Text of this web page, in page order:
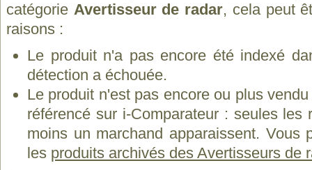
catégorie Avertisseur de radar, cela peut
raisons :
Le produit n'a pas encore été indexé
détection a échouée.
Le produit n'est pas encore ou plus
référencé sur i-Comparateur : seules les
moins un marchand apparaissent. Vous
les produits archivés des Avertisseurs de